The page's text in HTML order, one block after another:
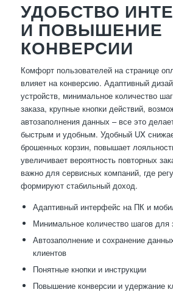
УДОБСТВО
И ПОВЫШЕНИЕ
КОНВЕРСИИ
Комфорт пользователей на странице
влияет на конверсию. Адаптивный
устройств, минимальное количество
заказа, крупные кнопки действий,
автозаполнения данных – все это
быстрым и удобным. Удобный UX
брошенных корзин, повышает
увеличивает вероятность повторных
важно для сервисных компаний, где
формируют стабильный доход.
Адаптивный интерфейс на ПК и
Минимальное количество шагов для
Автозаполнение и сохранение
клиентов
Понятные кнопки и инструкции
Повышение конверсии и удержание